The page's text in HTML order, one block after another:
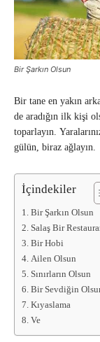
Bir Şarkın Olsun
Bir tane en yakın
de aradığın ilk kişi
toparlayın.
gülün, biraz ağlayın.
İçindekiler
Bir Şarkın Olsun
Salaş Bir
Bir Hobi
Ailen Olsun
Sınırların Olsun
Bir Sevdiğin
Kıyaslama
Ve